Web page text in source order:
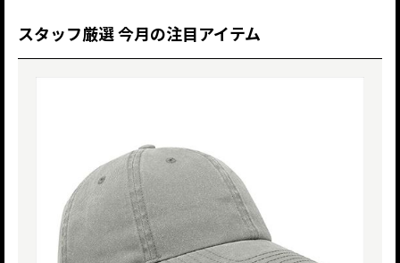
スタッフ厳選 今月の注目アイテム